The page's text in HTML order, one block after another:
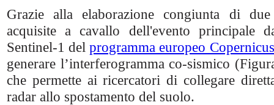
Grazie alla elaborazione congiunta di
acquisite a cavallo dell'evento principale
Sentinel-1 delprogramma europeo Copernicus
generare l’interferogramma co-sismico
che permette ai ricercatori di collegare
radar allo spostamento del suolo.